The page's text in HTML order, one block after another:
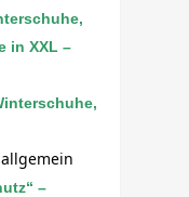
in XXL –
–